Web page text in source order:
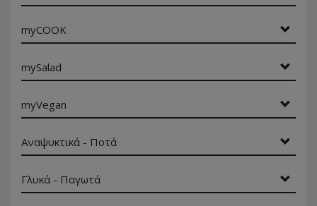
myCOOK
mySalad
myVegan
Αναψυκτικά - Ποτά
Γλυκά - Παγωτά